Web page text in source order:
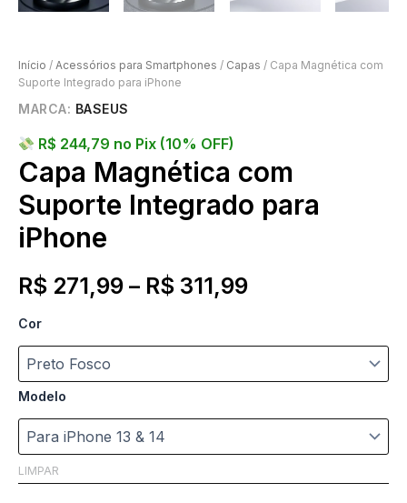
Início / Acessórios para Smartphones / Capas / Capa Magnética com
Suporte Integrado para iPhone
MARCA: BASEUS
R$ 244,79 no Pix (10% OFF)
Capa Magnética com
Suporte Integrado para
iPhone
R$ 271,99 – R$ 311,99
Cor
Modelo
LIMPAR